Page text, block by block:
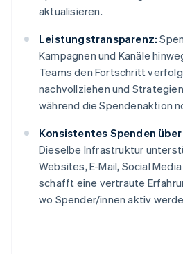
aktualisieren.
Leistungstransparenz:
Kampagnen und Kanäle
Teams den Fortschritt
nachvollziehen und
während die Spendenaktion
Konsistentes Spenden
Dieselbe Infrastruktur
Websites, E-Mail, Social
schafft eine vertraute
wo Spender/innen aktiv